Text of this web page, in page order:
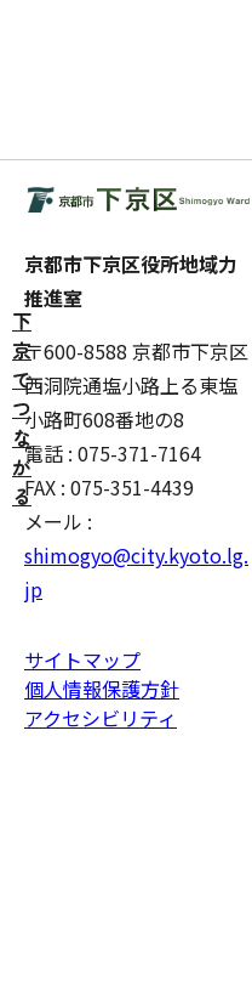
下
京
で
つ
な
が
る
京都市下京区役所地域力
推進室
〒600-8588 京都市下京区
西洞院通塩小路上る東塩
小路町608番地の8
電話 : 075-371-7164
FAX : 075-351-4439
メール :
shimogyo@city.kyoto.lg.
jp
サイトマップ
個人情報保護方針
アクセシビリティ